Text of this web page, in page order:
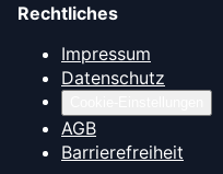
Rechtliches
Impressum
Datenschutz
AGB
Barrierefreiheit